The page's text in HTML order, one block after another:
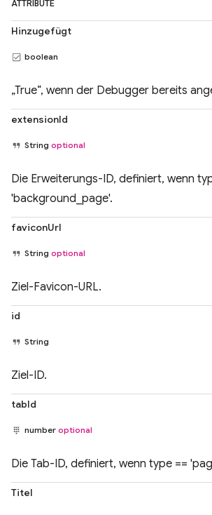
ATTRIBUTE
Hinzugefügt
boolean
„True“, wenn der Debugger bereits
extensionId
String optional
Die Erweiterungs-ID, definiert, wenn
'background_page'.
faviconUrl
String optional
Ziel-Favicon-URL.
id
String
Ziel-ID.
tabId
number optional
Die Tab-ID, definiert, wenn type ==
Titel